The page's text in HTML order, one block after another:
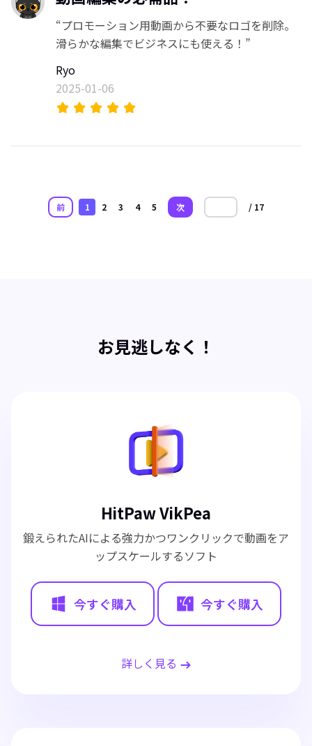
“プロモーション用動画から不要なロゴを削除。
滑らかな編集でビジネスにも使える！”
Ryo
2025-01-06
前 1 2 3 4 5 次 / 17
お見逃しなく！
HitPaw VikPea
鍛えられたAIによる強力かつワンクリックで動画をア
ップスケールするソフト
今すぐ購入 今すぐ購入
詳しく見る